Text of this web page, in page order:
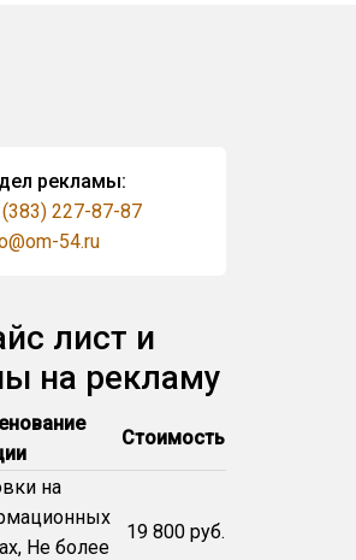
рекламы:
227-87-87
54.ru
лист и
на рекламу
Стоимость
на
Не более
19 800 руб.